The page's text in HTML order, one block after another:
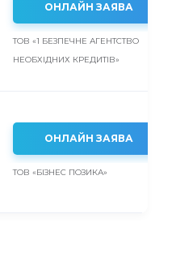
ОНЛАЙН ЗАЯВА
ТОВ «1 БЕЗПЕЧНЕ АГЕНТСТВО
НЕОБХІДНИХ КРЕДИТІВ»
ОНЛАЙН ЗАЯВА
ТОВ «БІЗНЕС ПОЗИКА»